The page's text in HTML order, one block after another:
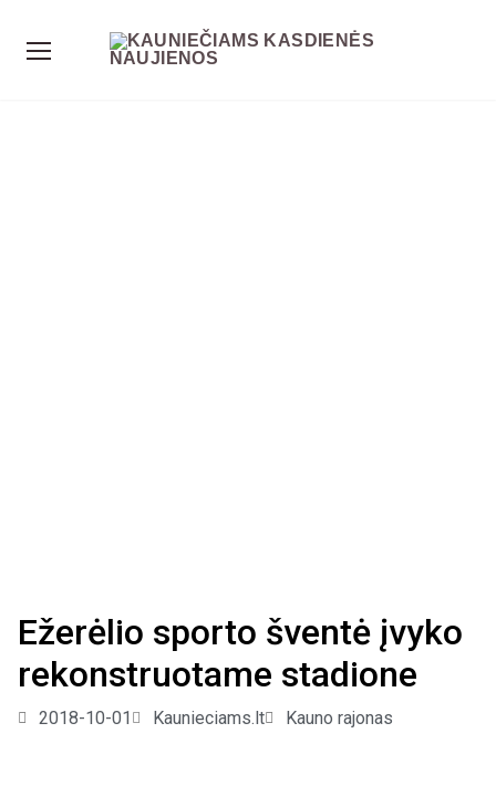
Ežerėlio sporto šventė įvyko
rekonstruotame stadione
2018-10-01 Kaunieciams.lt Kauno rajonas